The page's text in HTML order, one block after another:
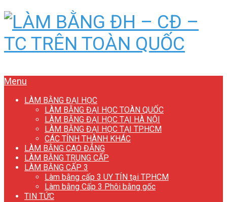
Menu
LÀM BẰNG ĐẠI HỌC
LÀM BẰNG ĐẠI HỌC TOÀN QUỐC
LÀM BẰNG ĐẠI HỌC TẠI HÀ NỘI
LÀM BẰNG ĐẠI HỌC TẠI TP.HCM
CÁC TỈNH THÀNH KHÁC
LÀM BẰNG CAO ĐẲNG
LÀM BẰNG TRUNG CẤP
LÀM BẰNG CẤP 3
Làm bằng cấp 3 UY TÍN tại TP.HCM
Làm bằng Cấp 3 Phôi bằng gốc
TIN TỨC